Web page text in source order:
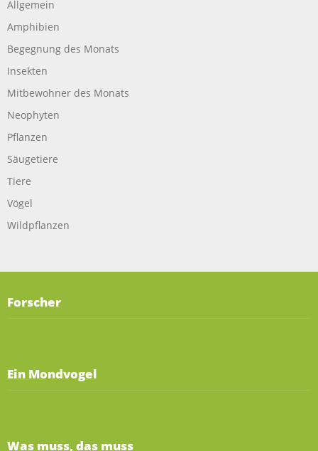
Allgemein
Amphibien
Begegnung des Monats
Insekten
Mitbewohner des Monats
Neophyten
Pflanzen
Säugetiere
Tiere
Vögel
Wildpflanzen
Forscher
Ein Mondvogel
Was muss, das muss